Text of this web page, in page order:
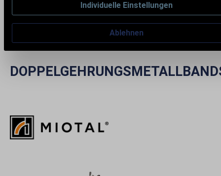
Neumaschinen
MIOTAL® S 235 DGV
Individuelle Einstellungen
Ablehnen